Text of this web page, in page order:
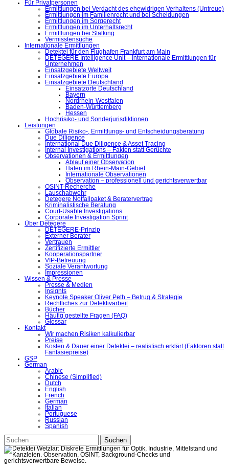
Für Privatpersonen
Ermittlungen bei Verdacht des ehewidrigen Verhaltens (Untreue)
Ermittlungen im Familienrecht und bei Scheidungen
Ermittlungen im Sorgerecht
Ermittlungen im Unterhaltsrecht
Ermittlungen bei Stalking
Vermisstensuche
Internationale Ermittlungen
Detektei für den Flughafen Frankfurt am Main
DETEGERE Intelligence Unit – Internationale Ermittlungen für
Unternehmen
Einsatzgebiete Weltweit
Einsatzgebiete Europa
Einsatzgebiete Deutschland
Einsatzorte Deutschland
Bayern
Nordrhein-Westfalen
Baden-Württemberg
Hessen
Hochrisiko- und Sonderjurisdiktionen
Leistungen
Globale Risiko-, Ermittlungs- und Entscheidungsberatung
Due Diligence
International Due Diligence & Asset Tracing
Internal Investigations – Fakten statt Gerüchte
Observationen & Ermittlungen
Ablauf einer Observation
Häfen im Rhein-Main-Gebiet
Internationale Observationen
Observation – professionell und gerichtsverwertbar
OSINT-Recherche
Lauschabwehr
Detegere Notfallpaket & Beratervertrag
Kriminalistische Beratung
Court-Usable Investigations
Corporate Investigation Sprint
Über Detegere
DETEGERE-Prinzip
Externer Berater
Vertrauen
Zertifizierte Ermittler
Kooperationspartner
VIP-Betreuung
Soziale Verantwortung
Impressionen
Wissen & Presse
Presse & Medien
Insights
Keynote Speaker Oliver Peth – Betrug & Strategie
Rechtliches zur Detektivarbeit
Bücher
Häufig gestellte Fragen (FAQ)
Glossar
Kontakt
Wir machen Risiken kalkulierbar
Preise
Kosten & Dauer einer Detektei – realistisch erklärt (Faktoren statt
Fantasiepreise)
GSP
German
Arabic
Chinese (Simplified)
Dutch
English
French
German
Italian
Portuguese
Russian
Spanish
Suchen
nach: